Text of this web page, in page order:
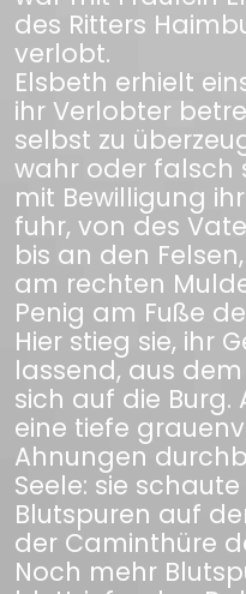
des Ritters
verlobt.
Elsbeth erhielt
ihr Verlobter
selbst zu
wahr oder falsch
mit Bewilligung
fuhr, von des
bis an den
am rechten
Penig am Fuße
Hier stieg sie, ihr
lassend, aus
sich auf die Burg.
eine tiefe
Ahnungen
Seele: sie
Blutspuren auf
der Caminthüre
Noch mehr